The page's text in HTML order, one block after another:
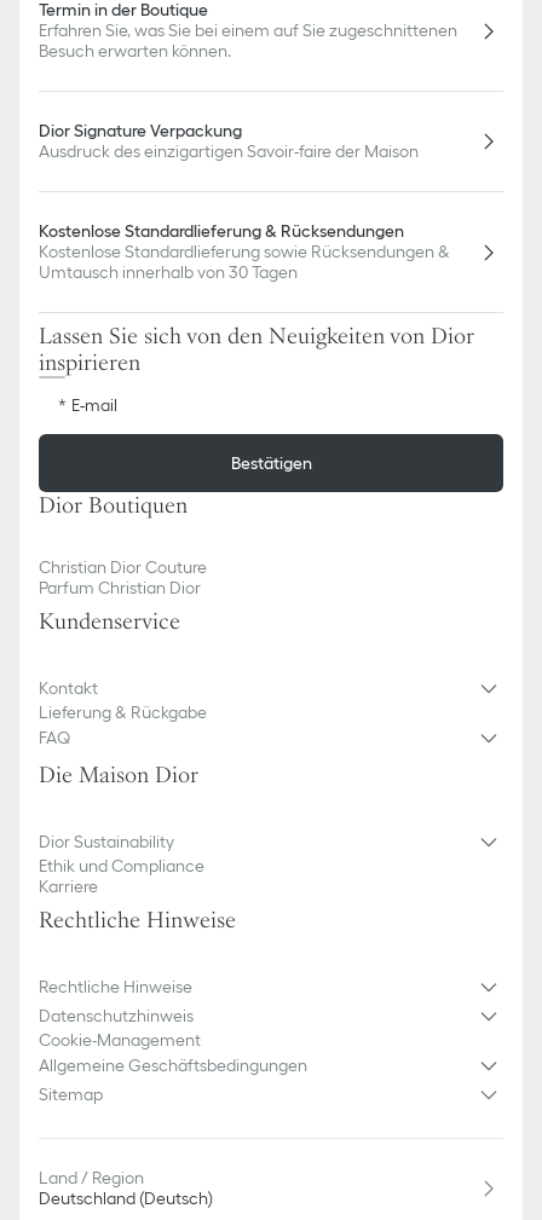
Termin in der Boutique
Erfahren Sie, was Sie bei einem auf Sie zugeschnittenen
Besuch erwarten können.
Dior Signature Verpackung
Ausdruck des einzigartigen Savoir-faire der Maison
Kostenlose Standardlieferung & Rücksendungen
Kostenlose Standardlieferung sowie Rücksendungen &
Umtausch innerhalb von 30 Tagen
Lassen Sie sich von den Neuigkeiten von Dior
inspirieren
E-mail
Bestätigen
Dior Boutiquen
Christian Dior Couture
Parfum Christian Dior
Kundenservice​
Kontakt
Lieferung & Rückgabe
FAQ
Die Maison Dior
Dior Sustainability
Ethik und Compliance
Karriere
Rechtliche Hinweise
Rechtliche Hinweise
Datenschutzhinweis
Cookie-Management
Allgemeine Geschäftsbedingungen
Sitemap
Land / Region
Deutschland (Deutsch)